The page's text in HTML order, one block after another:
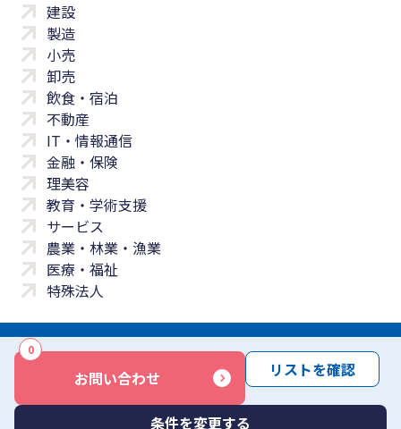
お問い合わせ
0
リストを確認
条件を変更する
建設
製造
小売
卸売
飲食・宿泊
不動産
IT・情報通信
金融・保険
理美容
教育・学術支援
サービス
農業・林業・漁業
医療・福祉
特殊法人
サイトマップ 免責事項 サービス利用規約
商標について反社会勢力に対する基本方針 お問い合わせ
Copyright © Yayoi Co., Ltd. All rights reserved.